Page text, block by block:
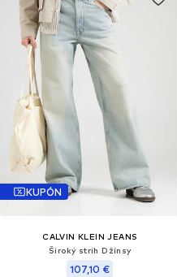
KUPÓN
CALVIN KLEIN JEANS
Široký strih Džínsy
107,10 €